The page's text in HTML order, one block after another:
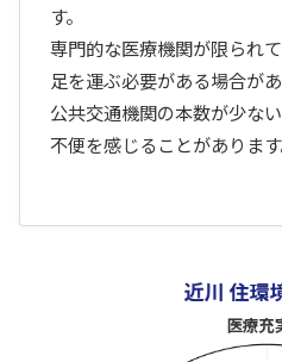
す。
専門的な医療機関が限られ
足を運ぶ必要がある場合があ
公共交通機関の本数が少な
不便を感じることがあります